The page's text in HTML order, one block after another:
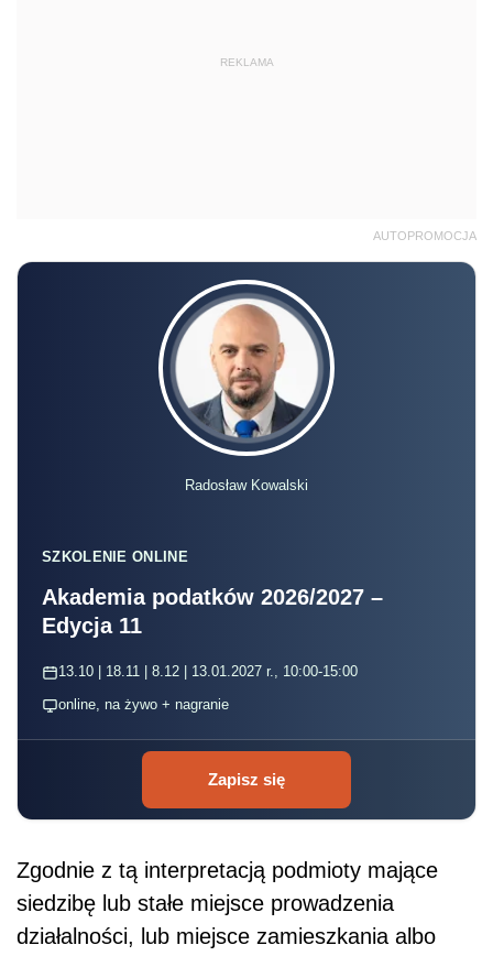
REKLAMA
AUTOPROMOCJA
Radosław Kowalski
SZKOLENIE ONLINE
Akademia podatków 2026/2027 –
Edycja 11
13.10 | 18.11 | 8.12 | 13.01.2027 r., 10:00-15:00
online, na żywo + nagranie
Zapisz się
Zgodnie z tą interpretacją podmioty mające
siedzibę lub stałe miejsce prowadzenia
działalności, lub miejsce zamieszkania albo